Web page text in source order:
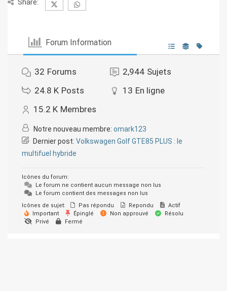
Share:
Forum Information
32 Forums 2,944 Sujets
24.8 K Posts 13 En ligne
15.2 K Membres
Notre nouveau membre: omark123
Dernier post: Volkswagen Golf GTE85 PLUS : le
multifuel hybride
Icônes du forum:
Le forum ne contient aucun message non lus
Le forum contient des messages non lus
Icônes de sujet:
Pas répondu Repondu
Actif
Important
Épinglé Non approuvé
Résolu
Privé
Fermé